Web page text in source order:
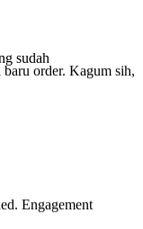
sudah
order. Kagum sih,